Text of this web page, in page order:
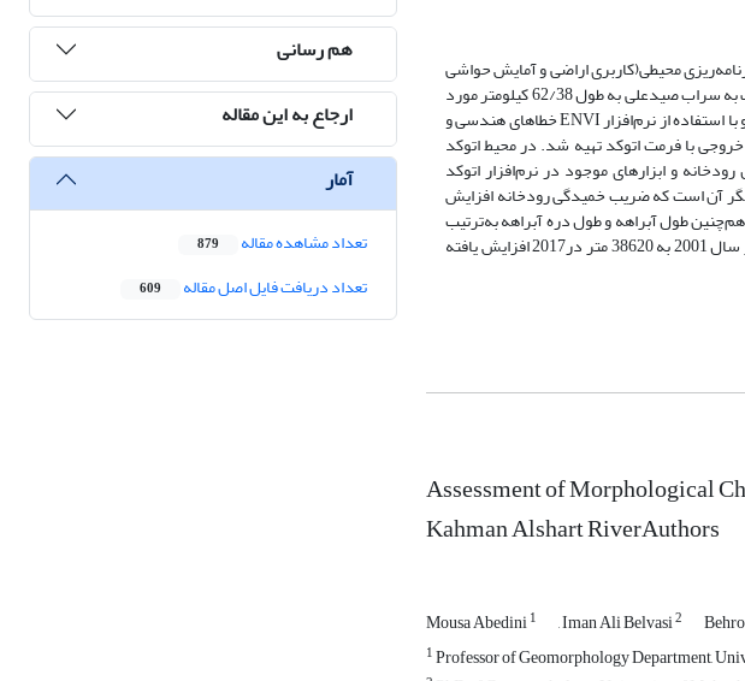
محیطی(کاربری اراضی و آمایش حواشی
رودخانه) امری بسیار مهم است. در این مطالعه مورفولوژی رودخانه کهمان در استان لرستان از سرآب تخت شاه تا منطقه دوآب معروف به سراب صیدعلی به طول 62/38 کیلومتر مورد
بررسی قرار گرفت. بدین منظور تصاویر ماهواره لندست، سنجنده TM در سه دوره زمانی مربوط به سال‌های 2013،2001 و2017 تهیه و با استفاده از نرم‌افزار ENVI خطاهای هندسی و
با فرمت اتوکد تهیه شد. در محیط اتوکد
و ابزارهای موجود در نرم‌افزار اتوکد
آن است که ضریب خمیدگی رودخانه افزایش
خمیدگی از 136/1 در سال 2001 به 767/1 در سال 2017 تغییر یافته است. هم‌چنین طول آبراهه و طول دره آبراهه به‌ترتیب
از53/691 متر و 93/608 متر درسال 2001 به 87/562 متر و 81/318 متردر سال 2017 کاهش داشته و طول رودخانه از36217 متر در سال 2001 به 38620 متر در2017 افزایش یافته
Assessment of Morphological
Kahman Alshart RiverAuthors
Mousa Abedini1 , Iman Ali Belvasi2
1Professor of Geomorphology Department,
هم رسانی
ارجاع به این مقاله
آمار
تعداد مشاهده مقاله 879
تعداد دریافت فایل اصل مقاله 609